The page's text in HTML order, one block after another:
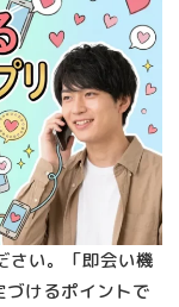
い。
「即会い機
けるポイントで